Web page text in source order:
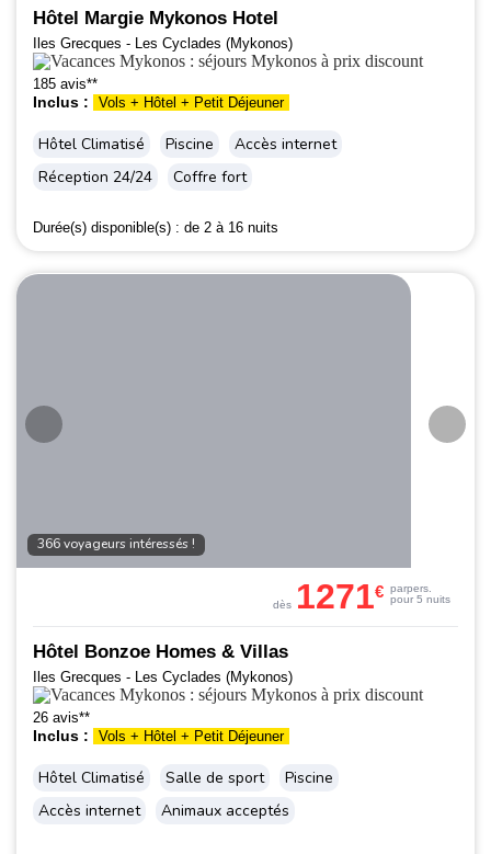
Hôtel Margie Mykonos Hotel
Iles Grecques - Les Cyclades (Mykonos)
185 avis**
Inclus : Vols + Hôtel + Petit Déjeuner
Hôtel Climatisé Piscine
Accès internet
Réception 24/24
Coffre fort
Durée(s) disponible(s) : de 2 à 16 nuits
366 voyageurs intéressés !
Hôtel Bonzoe Homes & Villas
Iles Grecques - Les Cyclades (Mykonos)
26 avis**
Inclus : Vols + Hôtel + Petit Déjeuner
Hôtel Climatisé Salle de sport
Piscine
Accès internet
Animaux acceptés
dès 1271€ parpers.
pour 5 nuits